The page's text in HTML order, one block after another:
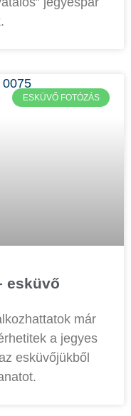
ESKÜVŐ FOTÓZÁS
esküvő
már
a jegyes
esküvőjükből